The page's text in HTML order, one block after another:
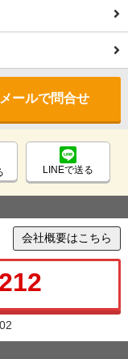
メールで問合せ
LINEで送る
会社概要はこちら